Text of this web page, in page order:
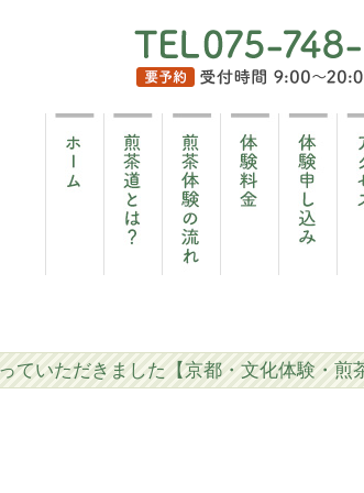
ていただきました【京都・文化体験・煎